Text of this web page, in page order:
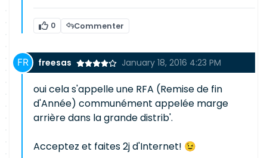
0 Commenter
freesas January 18, 2016 4:23 PM
oui cela s'appelle une RFA (Remise de fin
d'Année) communément appelée marge
arrière dans la grande distrib'.
Acceptez et faites 2j d'Internet! 😉